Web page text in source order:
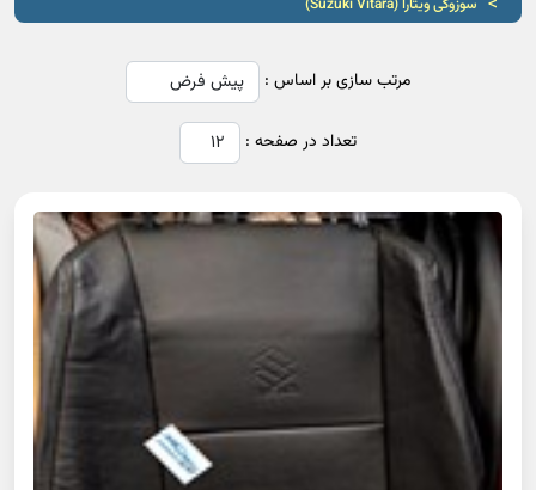
سوزوکی ویتارا (Suzuki Vitara)
مرتب سازی بر اساس :
تعداد در صفحه :